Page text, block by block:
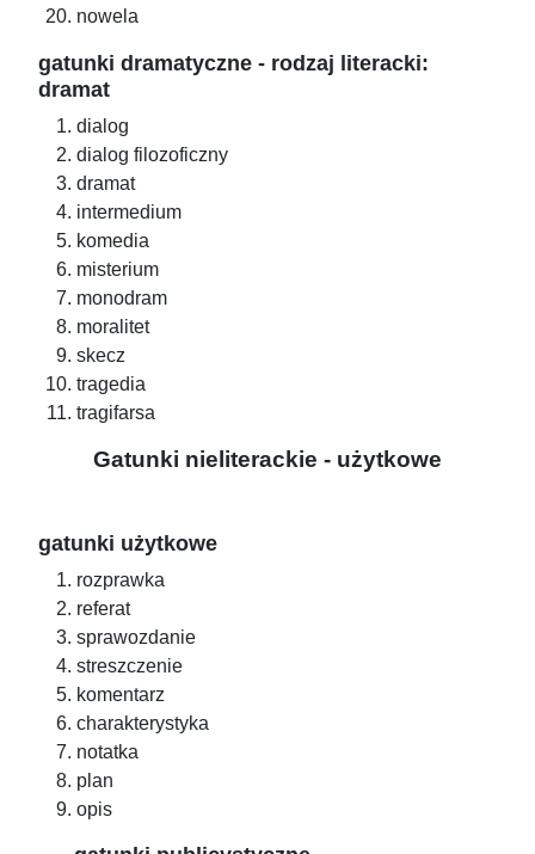
nowela
gatunki dramatyczne - rodzaj literacki:
dramat
dialog
dialog filozoficzny
dramat
intermedium
komedia
misterium
monodram
moralitet
skecz
tragedia
tragifarsa
Gatunki nieliterackie - użytkowe
gatunki użytkowe
rozprawka
referat
sprawozdanie
streszczenie
komentarz
charakterystyka
notatka
plan
opis